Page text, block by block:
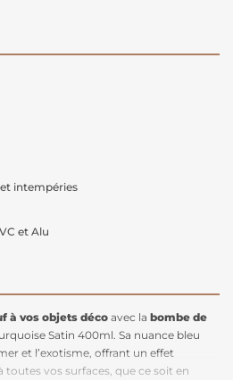
intempéries
et Alu
à vos objets déco avec la bombe de
Satin 400ml. Sa nuance bleu
et l’exotisme, offrant un effet
vos surfaces, que ce soit en